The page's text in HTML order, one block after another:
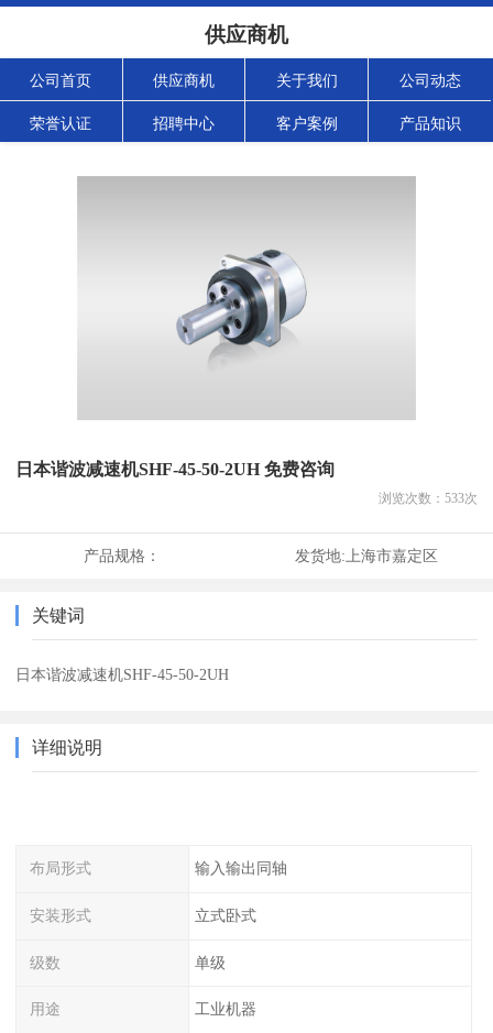
供应商机
公司首页 供应商机 关于我们 公司动态
荣誉认证 招聘中心 客户案例 产品知识
日本谐波减速机SHF-45-50-2UH 免费咨询
浏览次数： 533次
产品规格： 发货地: 上海市嘉定区
关键词
日本谐波减速机SHF-45-50-2UH
详细说明
布局形式 输入输出同轴
安装形式 立式卧式
级数 单级
用途 工业机器